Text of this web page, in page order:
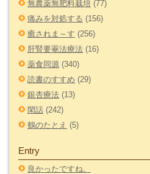
無農薬無肥料栽培 (77)
痛みを対処する (156)
癒されま～す (256)
肝腎要罨法療法 (16)
薬食同源 (340)
読書のすすめ (29)
銀杏療法 (13)
閑話 (242)
鶴のたとえ (5)
Entry
良かったですね。